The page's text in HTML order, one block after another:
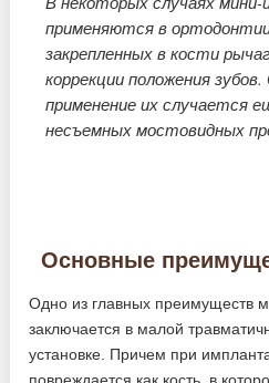
применяются в
закрепленных в кости
коррекции положения
применение их случается
несъемных мостовидных
Основные
Одно из главных преимуществ
заключается в малой
установке. Причем при